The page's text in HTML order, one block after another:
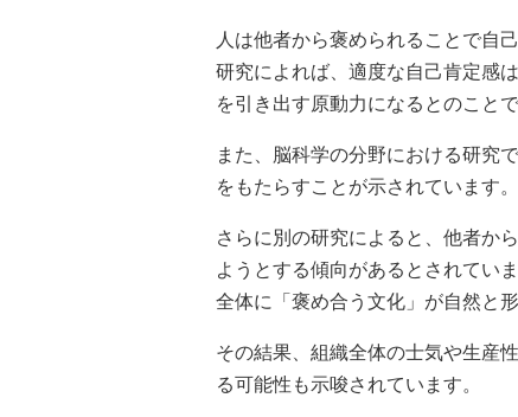
人は他者から褒められることで自
研究によれば、適度な自己肯定感
を引き出す原動力になるとのことで
また、脳科学の分野における研究
をもたらすことが示されています。
さらに別の研究によると、他者か
ようとする傾向があるとされてい
全体に「褒め合う文化」が自然と
その結果、組織全体の士気や生産
る可能性も示唆されています。